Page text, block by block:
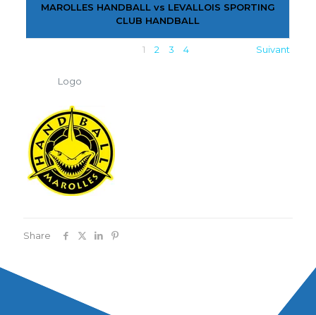
MAROLLES HANDBALL vs LEVALLOIS SPORTING
CLUB HANDBALL
1 2 3 4 Suivant
Logo
Share